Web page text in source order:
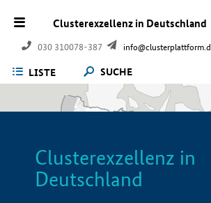
Clusterexzellenz in Deutschland
030 310078-387
LISTE SUCHE
Clusterexzellenz in
Deutschland